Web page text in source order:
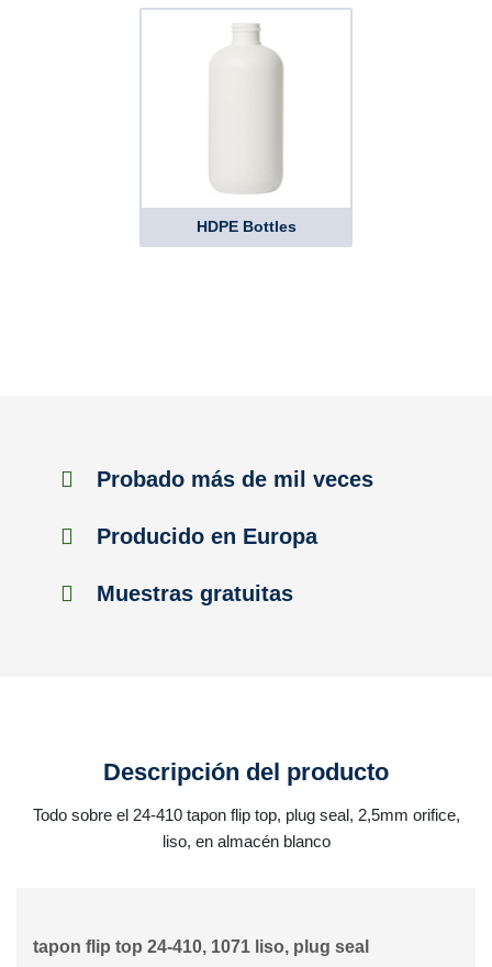
HDPE Bottles
Probado más de mil veces
Producido en Europa
Muestras gratuitas
Descripción del producto
Todo sobre el 24-410 tapon flip top, plug seal, 2,5mm orifice,
liso, en almacén blanco
tapon flip top 24-410, 1071 liso, plug seal